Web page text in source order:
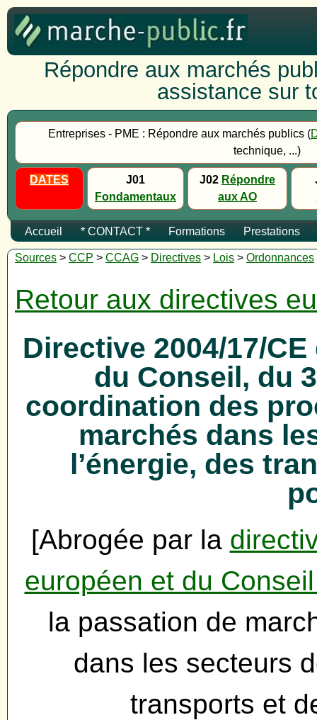
Répondre aux marchés
assistance sur
Entreprises - PME : Répondre aux marchés publics (
technique, ...)
DATES
J01
Fondamentaux
J02 Répondre
aux AO
Accueil * CONTACT * Formations Prestations
Sources > CCP > CCAG > Directives > Lois > Ordonnances
Retour aux directives
Directive 2004/17/
du Conseil, du
coordination des
marchés dans
l’énergie, des
[Abrogée par la
européen et du
la passation de
dans les secteurs
transports et